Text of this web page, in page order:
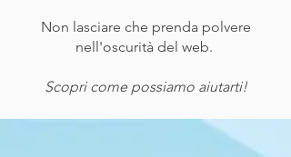
Non lasciare che prenda polvere
nell'oscurità del web.
Scopri come possiamo aiutarti!